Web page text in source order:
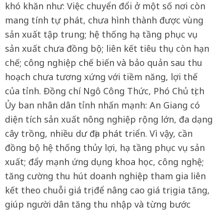
khó khăn như: Việc chuyển đổi ở một số nơi còn
mang tính tự phát, chưa hình thành được vùng
sản xuất tập trung; hệ thống hạ tầng phục vụ
sản xuất chưa đồng bộ; liên kết tiêu thụ còn hạn
chế; công nghiệp chế biến và bảo quản sau thu
hoạch chưa tương xứng với tiềm năng, lợi thế
của tỉnh. Đồng chí Ngô Công Thức, Phó Chủ tịch
Ủy ban nhân dân tỉnh nhấn mạnh: An Giang có
diện tích sản xuất nông nghiệp rộng lớn, đa dạng
cây trồng, nhiều dư địa phát triển. Vì vậy, cần
đồng bộ hệ thống thủy lợi, hạ tầng phục vụ sản
xuất; đẩy mạnh ứng dụng khoa học, công nghệ;
tăng cường thu hút doanh nghiệp tham gia liên
kết theo chuỗi giá trị để nâng cao giá trị gia tăng,
giúp người dân tăng thu nhập và từng bước